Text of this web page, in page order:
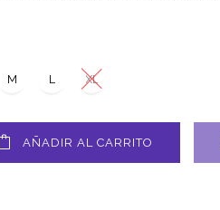
M L XL
AÑADIR AL CARRITO